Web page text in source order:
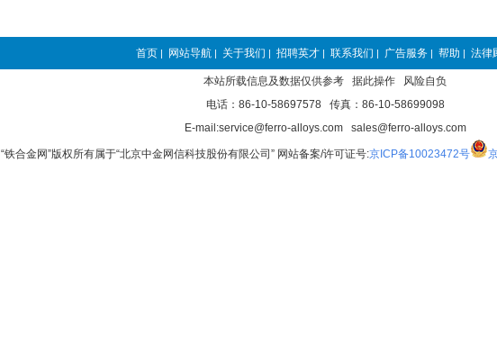
首页 | 网站导航 | 关于我们 | 招聘英才 | 联系我们 | 广告服务 | 帮助 | 法律
本站所载信息及数据仅供参考 据此操作 风险自负
电话：86-10-58697578 传真：86-10-58699098
E-mail:service@ferro-alloys.com sales@ferro-alloys.com
“铁合金网”版权所有属于“北京中金网信科技股份有限公司” 网站备案/许可证号:京ICP备10023472号